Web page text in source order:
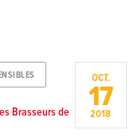
Brasseurs de
OCT.
17
2018